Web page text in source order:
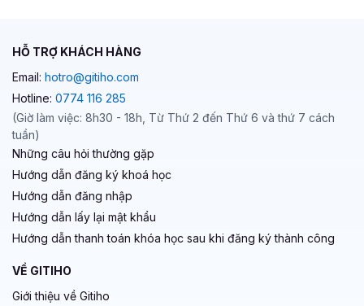
HỖ TRỢ KHÁCH HÀNG
Email: hotro@gitiho.com
Hotline: 0774 116 285
(Giờ làm việc: 8h30 - 18h, Từ Thứ 2 đến Thứ 6 và thứ 7 cách
tuần)
Những câu hỏi thường gặp
Hướng dẫn đăng ký khoá học
Hướng dẫn đăng nhập
Hướng dẫn lấy lại mật khẩu
Hướng dẫn thanh toán khóa học sau khi đăng ký thành công
VỀ GITIHO
Giới thiệu về Gitiho